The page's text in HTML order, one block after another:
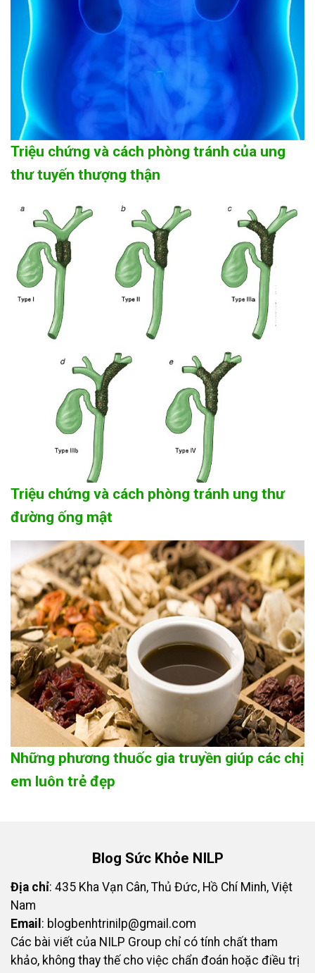
Triệu chứng và cách phòng tránh của ung
thư tuyến thượng thận
Triệu chứng và cách phòng tránh ung thư
đường ống mật
Những phương thuốc gia truyền giúp các chị
em luôn trẻ đẹp
Blog Sức Khỏe NILP
Địa chỉ: 435 Kha Vạn Cân, Thủ Đức, Hồ Chí Minh, Việt
Nam
Email : blogbenhtrinilp@gmail.com
Các bài viết của NILP Group chỉ có tính chất tham
khảo, không thay thế cho việc chẩn đoán hoặc điều trị